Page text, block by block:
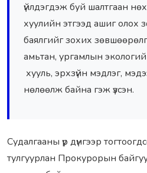
үйлдэгдэж буй шалтгаан
хуулийн этгээд ашиг олох
баялгийг зохих
амьтан, ургамлын
хууль, эрхзүйн мэдлэг,
нөлөөлж байна гэж үзсэн.
Судалгааны үр дүнгээр
тулгуурлан Прокурорын